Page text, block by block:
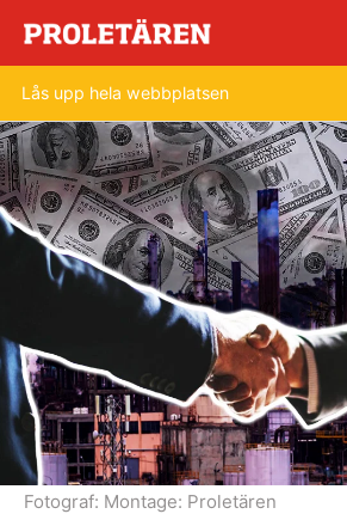
Lås upp hela webbplatsen
Fotograf: Montage: Proletären